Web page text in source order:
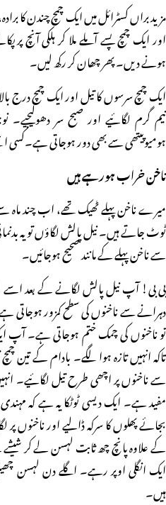
مزید براں کسٹرائل میں ایک چمچ چندن کا
اور ایک چمچ پسے آملے ملا کر ہلکی آنچ
ہونے دیں۔ پھر چھان کر رکھ لیں۔
ایک چمچ سرسوں کا تیل اور ایک چمچ درج
نیم گرم لگائیے اور صبح سر
ہومیوپیتھی سے بھی دور ہوجاتی ہے۔کسی
ناخن خراب ہورہے ہیں
میرے ناخن پہلے ٹھیک تھے، اب چند ماہ
ٹوٹ جاتے ہیں۔ نیل پالش لگاؤں تو یہ
سے ناخن پہلے کے مانند صحیح ہوجائیں۔
بی بی! آپ نیل پالش لگانے کے بعد اسے
دہرانے سے ناخنوں کی سطح کمزور
تو ناخنوں کی چمک ختم ہوجاتی ہے۔ آپ
تاکہ انہیں تازہ ہوا لگے۔ بادام کے تین
سے ناخنوں پر اچھی طرح تیل لگائیے۔
مفید ہے۔ ایک دیسی ٹوٹکا یہ ہے کہ
بجائے پھلوں کا سرکہ ڈالیے اور ناخنوں
کے علاوہ پانچ چھ ثابت لہسن لے کر
ایک انگلی اوپر رہے۔ اگلے دن لہسن
ہیں۔